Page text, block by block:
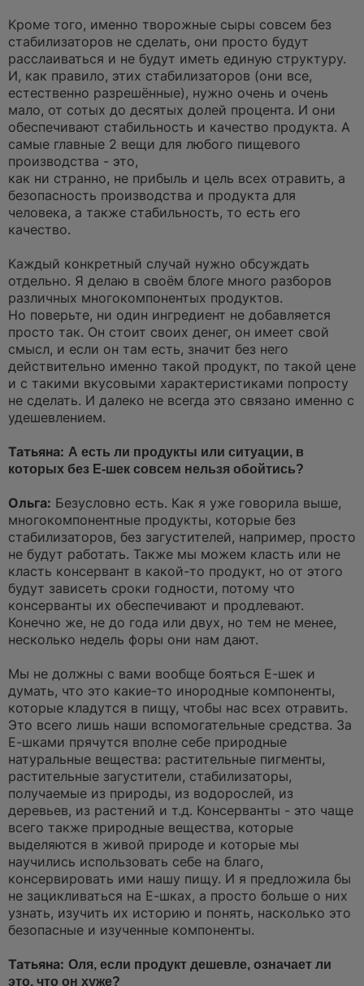
Кроме того, именно творожные сыры совсем без
стабилизаторов не сделать, они просто будут
расслаиваться и не будут иметь единую структуру.
И, как правило, этих стабилизаторов (они все,
естественно разрешённые), нужно очень и очень
мало, от сотых до десятых долей процента. И они
обеспечивают стабильность и качество продукта. А
самые главные 2 вещи для любого пищевого
производства - это,
как ни странно, не прибыль и цель всех отравить, а
безопасность производства и продукта для
человека, а также стабильность, то есть его
качество.
Каждый конкретный случай нужно обсуждать
отдельно. Я делаю в своём блоге много разборов
различных многокомпонентых продуктов.
Но поверьте, ни один ингредиент не добавляется
просто так. Он стоит своих денег, он имеет свой
смысл, и если он там есть, значит без него
действительно именно такой продукт, по такой цене
и с такими вкусовыми характеристиками попросту
не сделать. И далеко не всегда это связано именно с
удешевлением.
Татьяна: А есть ли продукты или ситуации, в
которых без Е-шек совсем нельзя обойтись?
Ольга: Безусловно есть. Как я уже говорила выше,
многокомпонентные продукты, которые без
стабилизаторов, без загустителей, например, просто
не будут работать. Также мы можем класть или не
класть консервант в какой-то продукт, но от этого
будут зависеть сроки годности, потому что
консерванты их обеспечивают и продлевают.
Конечно же, не до года или двух, но тем не менее,
несколько недель форы они нам дают.
Мы не должны с вами вообще бояться Е-шек и
думать, что это какие-то инородные компоненты,
которые кладутся в пищу, чтобы нас всех отравить.
Это всего лишь наши вспомогательные средства. За
Е-шками прячутся вполне себе природные
натуральные вещества: растительные пигменты,
растительные загустители, стабилизаторы,
получаемые из природы, из водорослей, из
деревьев, из растений и т.д. Консерванты - это чаще
всего также природные вещества, которые
выделяются в живой природе и которые мы
научились использовать себе на благо,
консервировать ими нашу пищу. И я предложила бы
не зацикливаться на Е-шках, а просто больше о них
узнать, изучить их историю и понять, насколько это
безопасные и изученные компоненты.
Татьяна: Оля, если продукт дешевле, означает ли
это, что он хуже?